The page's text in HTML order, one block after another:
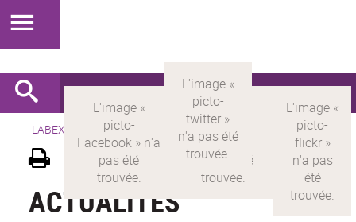
LABEX > LABEX MILYON Version française Présentation
ACTUALITÉS